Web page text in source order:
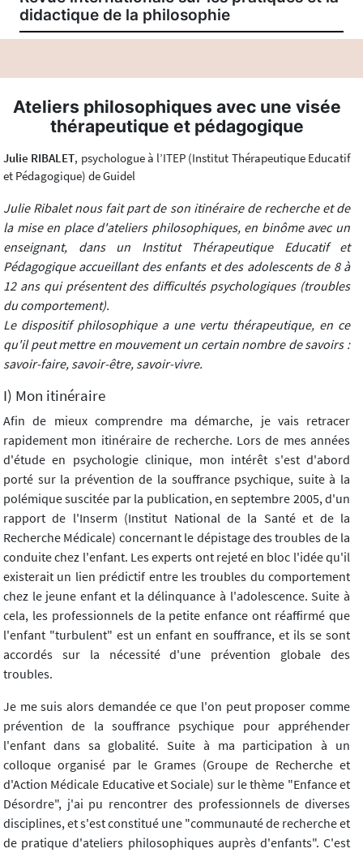
didactique de la philosophie
Ateliers philosophiques avec une visée
thérapeutique et pédagogique
Julie RIBALET, psychologue à l’ITEP (Institut Thérapeutique Educatif
et Pédagogique) de Guidel
Julie Ribalet nous fait part de son itinéraire de recherche et de
la mise en place d'ateliers philosophiques, en binôme avec un
enseignant, dans un Institut Thérapeutique Educatif et
Pédagogique accueillant des enfants et des adolescents de 8 à
12 ans qui présentent des difficultés psychologiques (troubles
du comportement).
Le dispositif philosophique a une vertu thérapeutique, en ce
qu'il peut mettre en mouvement un certain nombre de savoirs :
savoir-faire, savoir-être, savoir-vivre.
I) Mon itinéraire
Afin de mieux comprendre ma démarche, je vais retracer
rapidement mon itinéraire de recherche. Lors de mes années
d'étude en psychologie clinique, mon intérêt s'est d'abord
porté sur la prévention de la souffrance psychique, suite à la
polémique suscitée par la publication, en septembre 2005, d'un
rapport de l'Inserm (Institut National de la Santé et de la
Recherche Médicale) concernant le dépistage des troubles de la
conduite chez l'enfant. Les experts ont rejeté en bloc l'idée qu'il
existerait un lien prédictif entre les troubles du comportement
chez le jeune enfant et la délinquance à l'adolescence. Suite à
cela, les professionnels de la petite enfance ont réaffirmé que
l'enfant "turbulent" est un enfant en souffrance, et ils se sont
accordés sur la nécessité d'une prévention globale des
troubles.
Je me suis alors demandée ce que l'on peut proposer comme
prévention de la souffrance psychique pour appréhender
l'enfant dans sa globalité. Suite à ma participation à un
colloque organisé par le Grames (Groupe de Recherche et
d'Action Médicale Educative et Sociale) sur le thème "Enfance et
Désordre", j'ai pu rencontrer des professionnels de diverses
disciplines, et s'est constitué une "communauté de recherche et
de pratique d'ateliers philosophiques auprès d'enfants". C'est